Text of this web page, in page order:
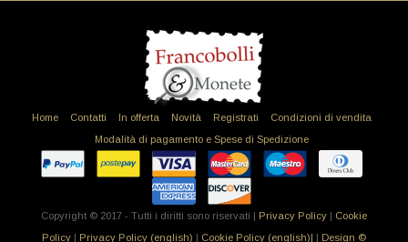
Home Contatti In offerta Novità Registrati
Condizioni di vendita
Modalità di pagamento e Spese di Spedizione
Copyright © 2017 - Tutti i diritti sono riservati | Privacy Policy | Cookie
Policy | Privacy Policy (english) | Cookie Policy (english)| | Design ©